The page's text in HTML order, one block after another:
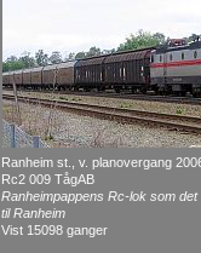
Ranheim st., v. planovergang
Rc2 009 TågAB
Ranheimpappens Rc-lok som det
til Ranheim
Vist 15098 ganger